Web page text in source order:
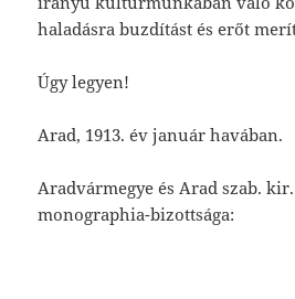
haladásra buzdítást és erőt
Úgy legyen!
Arad, 1913. év január havában.
Aradvármegye és Arad szab.
monographia-bizottsága: